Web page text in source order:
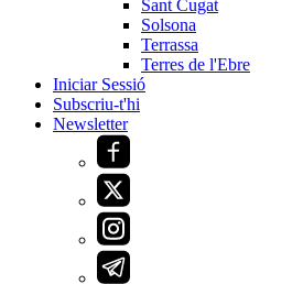
Sant Cugat
Solsona
Terrassa
Terres de l'Ebre
Iniciar Sessió
Subscriu-t'hi
Newsletter